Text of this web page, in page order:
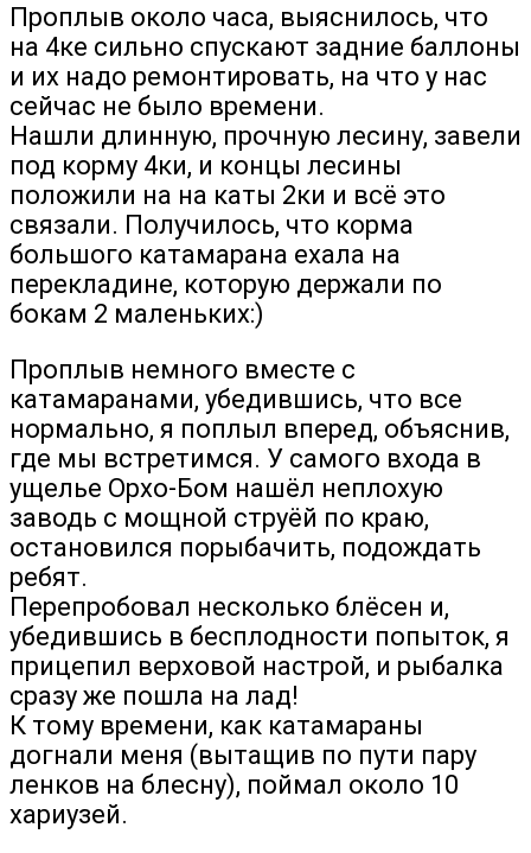
Проплыв около часа, выяснилось, что
на 4ке сильно спускают задние баллоны
и их надо ремонтировать, на что у нас
сейчас не было времени.
Нашли длинную, прочную лесину, завели
под корму 4ки, и концы лесины
положили на на каты 2ки и всё это
связали. Получилось, что корма
большого катамарана ехала на
перекладине, которую держали по
бокам 2 маленьких:)
Проплыв немного вместе с
катамаранами, убедившись, что все
нормально, я поплыл вперед, объяснив,
где мы встретимся. У самого входа в
ущелье Орхо-Бом нашёл неплохую
заводь с мощной струёй по краю,
остановился порыбачить, подождать
ребят.
Перепробовал несколько блёсен и,
убедившись в бесплодности попыток, я
прицепил верховой настрой, и рыбалка
сразу же пошла на лад!
К тому времени, как катамараны
догнали меня (вытащив по пути пару
ленков на блесну), поймал около 10
хариузей.